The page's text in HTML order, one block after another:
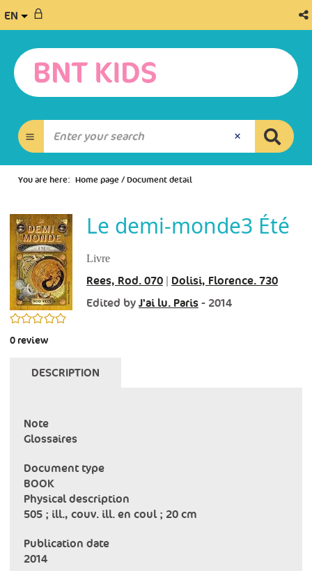
EN
You are here: Home page/Document detail
0/5
0 review
Le demi-monde3 Été
Livre
Rees, Rod. 070 | Dolisi, Florence. 730
Edited byJ'ai lu. Paris- 2014
DESCRIPTION
Note
Glossaires
Document type
BOOK
Physical description
505 ; ill., couv. ill. en coul ; 20 cm
Publication date
2014